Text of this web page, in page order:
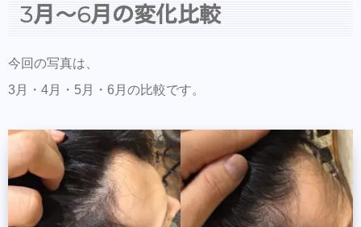
3月〜6月の変化比較
今回の写真は、
3月・4月・5月・6月の比較です。